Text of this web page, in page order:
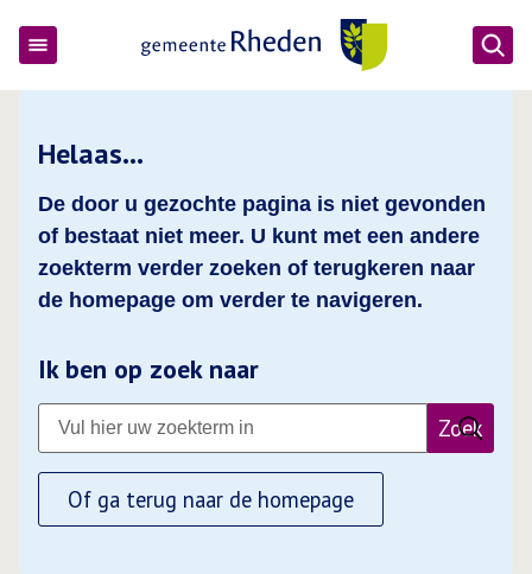
Helaas…
De door u gezochte pagina is niet gevonden
of bestaat niet meer. U kunt met een andere
zoekterm verder zoeken of terugkeren naar
de homepage om verder te navigeren.
Ik ben op zoek naar
Zoek
Of ga terug naar de homepage